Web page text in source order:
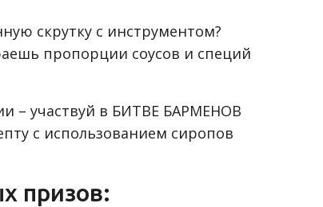
скрутку с инструментом?
пропорции соусов и специй
– участвуй в БИТВЕ БАРМЕНОВ
с использованием сиропов
призов: